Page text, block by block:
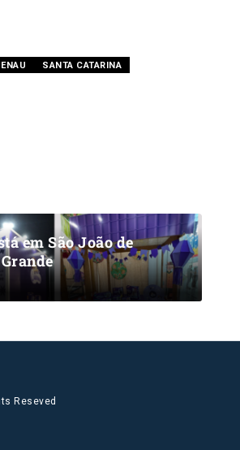
SANTA CATARINA
em São João de
Reseved